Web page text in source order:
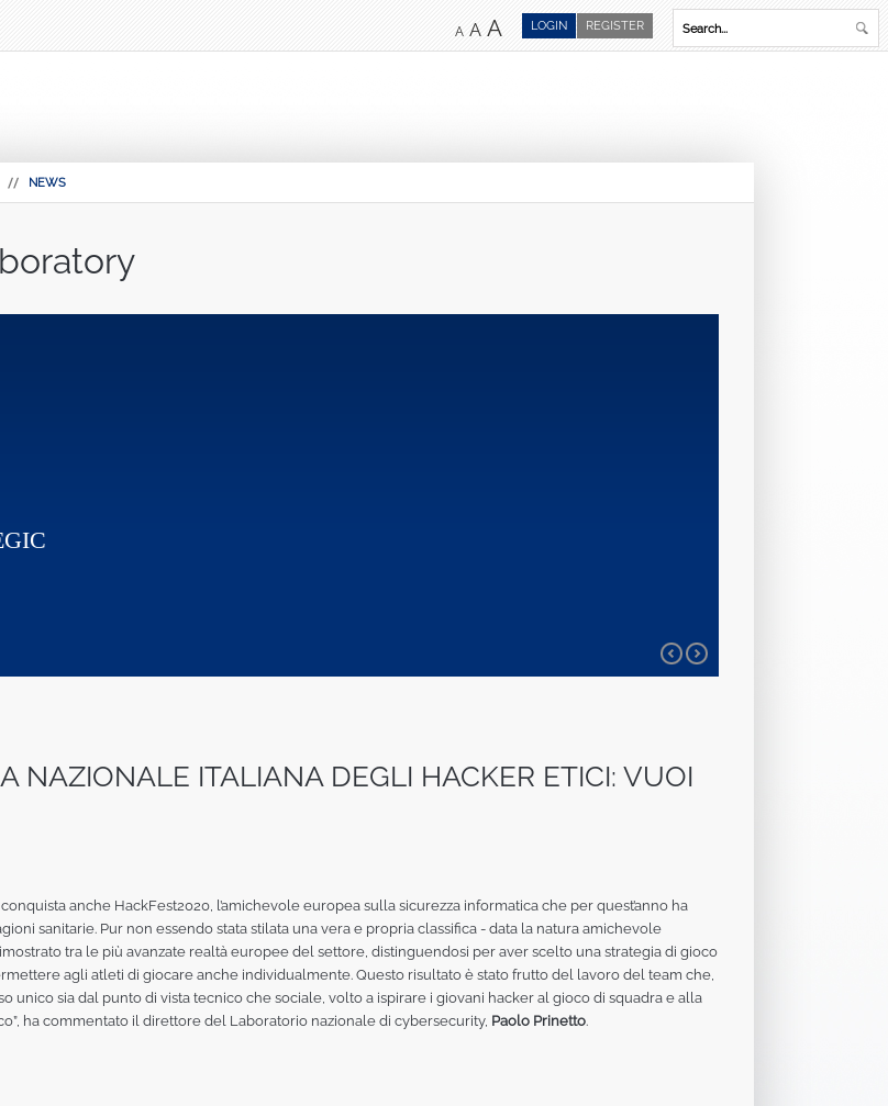
REGISTER
LOGIN
A A A
NEWS
NAZIONALE ITALIANA DEGLI HACKER ETICI: VUOI
anche HackFest2020, l’amichevole europea sulla sicurezza informatica che per quest’anno ha
sanitarie. Pur non essendo stata stilata una vera e propria classifica - data la natura amichevole
tra le più avanzate realtà europee del settore, distinguendosi per aver scelto una strategia di gioco
agli atleti di giocare anche individualmente. Questo risultato è stato frutto del lavoro del team che,
unico sia dal punto di vista tecnico che sociale, volto a ispirare i giovani hacker al gioco di squadra e alla
ha commentato il direttore del Laboratorio nazionale di cybersecurity, Paolo Prinetto.